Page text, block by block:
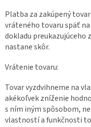
Platba za zakúpený
vráteného tovaru späť
dokladu preukazujúceho
nastane skôr.
Vrátenie tovaru:
Tovar vyzdvihneme na
akékoľvek zníženie
s ním iným spôsobom,
vlastností a funkčnosti